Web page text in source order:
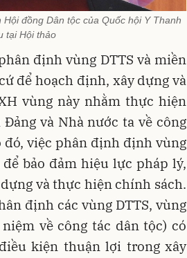
đồng Dân tộc của Quốc hội Y Thanh
tại Hội thảo
định vùng DTTS và miền
để hoạch định, xây dựng và
vùng này nhằm thực hiện
và Nhà nước ta về công
đó, việc phân định định vùng
bảo đảm hiệu lực pháp lý,
và thực hiện chính sách.
định các vùng DTTS, vùng
về công tác dân tộc) có
kiện thuận lợi trong xây